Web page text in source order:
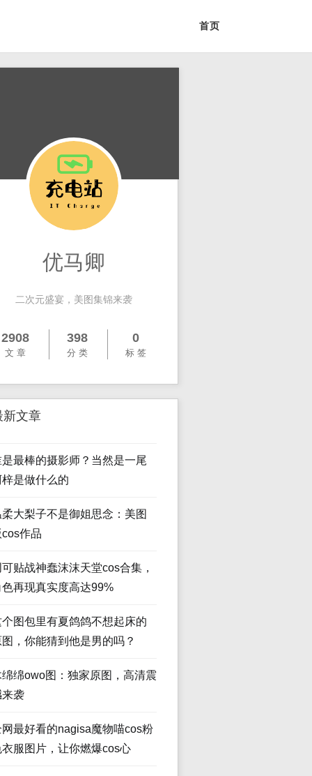
首页
优马卿
二次元盛宴，美图集锦来袭
2908
文 章
398
分 类
0
标 签
新文章
是最棒的摄影师？当然是一尾
梓是做什么的
大梨子不是御姐思念：美图
cos作品
贴战神蠢沫沫天堂cos合集，
色再现真实度高达99%
个图包里有夏鸽鸽不想起床的
，你能猜到他是男的吗？
绵绵owo图：独家原图，高清震
来袭
网最好看的nagisa魔物喵cos粉
衣服图片，让你燃爆cos心